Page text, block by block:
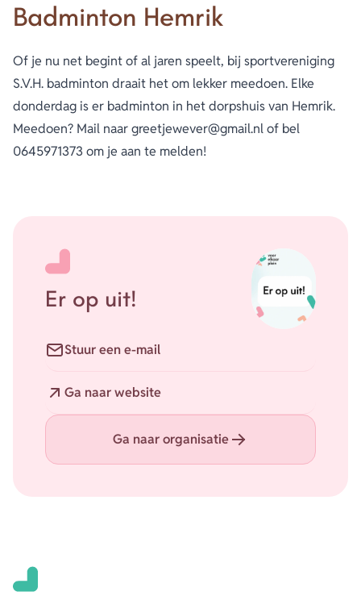
Home
Badminton Hemrik
Of je nu net begint of al jaren speelt, bij sportvereniging
S.V.H. badminton draait het om lekker meedoen. Elke
donderdag is er badminton in het dorpshuis van Hemrik.
Meedoen? Mail naar greetjewever@gmail.nl of bel
0645971373 om je aan te melden!
Er op uit!
Stuur een e-mail
Ga naar website
Ga naar organisatie